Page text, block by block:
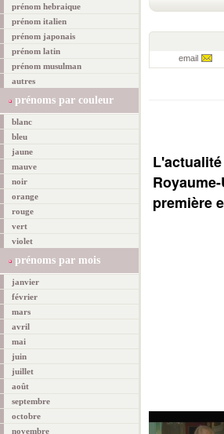
prénom hebraique
prénom italien
prénom japonais
prénom latin
prénom musulman
autres
prénoms par couleur
blanc
bleu
jaune
mauve
noir
orange
rouge
vert
violet
prénoms par mois
janvier
février
mars
avril
mai
juin
juillet
août
septembre
octobre
novembre
email
première